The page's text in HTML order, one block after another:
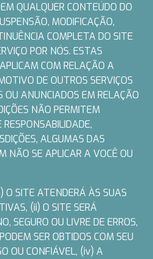
QUALQUER CONTEÚDO DO
MODIFICAÇÃO,
COMPLETA DO SITE
POR NÓS. ESTAS
COM RELAÇÃO A
DE OUTROS SERVIÇOS
OU ANUNCIADOS EM RELAÇÃO
NÃO PERMITEM
ALGUMAS DAS
NÃO SE APLICAR A VOCÊ OU
O SITE ATENDERÁ ÀS SUAS
(ii) O SITE SERÁ
SEGURO OU LIVRE DE ERROS,
SER OBTIDOS COM SEU
OU CONFIÁVEL, (iv) A